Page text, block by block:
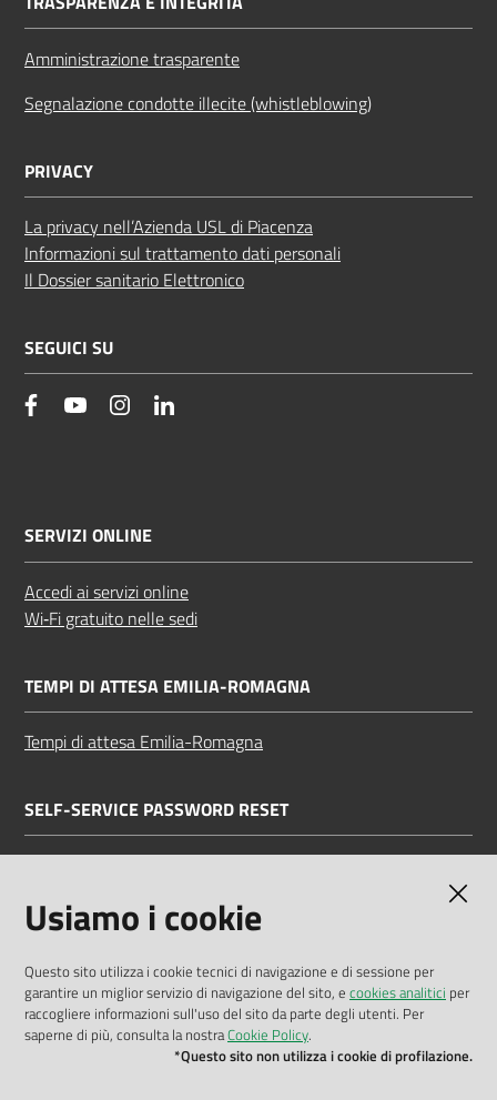
Amministrazione trasparente
Segnalazione condotte illecite (whistleblowing)
PRIVACY
La privacy nell’Azienda USL di Piacenza
Informazioni sul trattamento dati personali
Il Dossier sanitario Elettronico
SEGUICI SU
facebookYouTube Instagram
SERVIZI ONLINE
Accedi ai servizi online
Wi‑Fi gratuito nelle sedi
TEMPI DI ATTESA EMILIA-ROMAGNA
Tempi di attesa Emilia-Romagna
SELF-SERVICE PASSWORD RESET
Dichiarazione di accessibilità
Privacy policy
Usiamo i cookie
Questo sito utilizza i cookie tecnici di navigazione e di sessione per
garantire un miglior servizio di navigazione del sito, e cookies analitici per
raccogliere informazioni sull'uso del sito da parte degli utenti. Per
saperne di più, consulta la nostraCookie Policy.
*Questo sito non utilizza i cookie di profilazione.